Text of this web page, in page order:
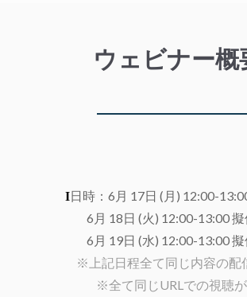
ウェビナー概
Ι日時：6月 17日 (月) 12:00-
6月 18日 (火) 12:00-13:00 擬
6月 19日 (水) 12:00-13:00 擬
※上記日程全て同じ内容の配
※全て同じURLでの視聴が可